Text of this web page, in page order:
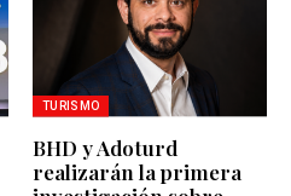
TURISMO
BHD y Adoturd
realizarán la primera